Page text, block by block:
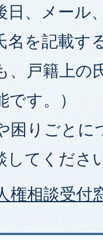
日、メール
名を記載す
、戸籍上の
す。）
困りごとに
してくださ
権相談受付